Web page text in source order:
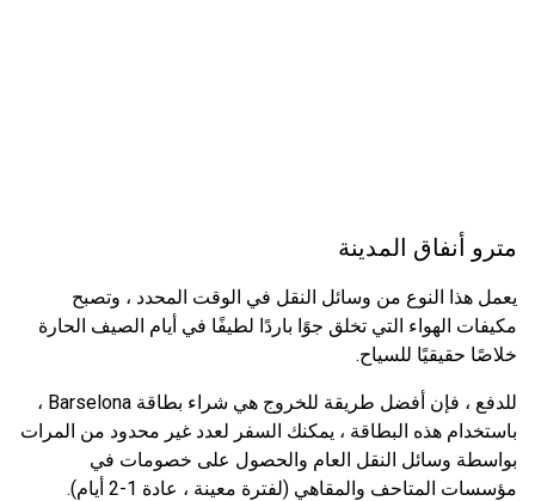
مترو أنفاق المدينة
يعمل هذا النوع من وسائل النقل في الوقت المحدد ، وتصبح
مكيفات الهواء التي تخلق جوًا باردًا لطيفًا في أيام الصيف الحارة
خلاصًا حقيقيًا للسياح.
للدفع ، فإن أفضل طريقة للخروج هي شراء بطاقة Barselona ،
باستخدام هذه البطاقة ، يمكنك السفر لعدد غير محدود من المرات
بواسطة وسائل النقل العام والحصول على خصومات في
مؤسسات المتاحف والمقاهي (لفترة معينة ، عادة 1-2 أيام).